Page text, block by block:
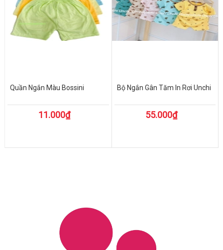
Quần Ngắn Màu Bossini
11.000₫
Bộ Ngắn Gân Tăm In Rơi Unchi
55.000₫